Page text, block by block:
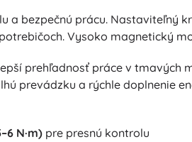
a bezpečnú prácu. Nastaviteľný
Vysoko magnetický
prehľadnosť práce v tmavých
prevádzku a rýchle doplnenie
N·m) pre presnú kontrolu